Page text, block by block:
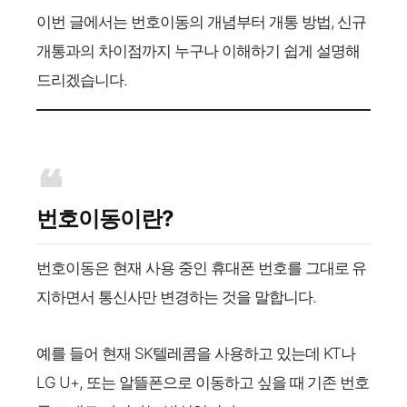
이번 글에서는 번호이동의 개념부터 개통 방법, 신규
개통과의 차이점까지 누구나 이해하기 쉽게 설명해
드리겠습니다.
번호이동이란?
번호이동은 현재 사용 중인 휴대폰 번호를 그대로 유
지하면서 통신사만 변경하는 것을 말합니다.
예를 들어 현재 SK텔레콤을 사용하고 있는데 KT나
LG U+, 또는 알뜰폰으로 이동하고 싶을 때 기존 번호